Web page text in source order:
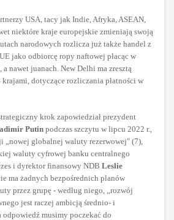
USA, tacy jak Indie, Afryka, ASEAN,
niektóre kraje europejskie zmieniają swoją
narodowych rozlicza już także handel z
jako odbiorcę ropy naftowej płacąc w
nawet juanach. New Delhi ma zresztą
dotyczące rozliczania płatności w
krok zapowiedział prezydent
Putin podczas szczytu w lipcu 2022 r.,
„nowej globalnej waluty rezerwowej" (7),
waluty cyfrowej banku centralnego
i dyrektor finansowy NDB Leslie
ma żadnych bezpośrednich planów
przez grupę - według niego, „rozwój
jest raczej ambicją średnio- i
odpowiedź musimy poczekać do